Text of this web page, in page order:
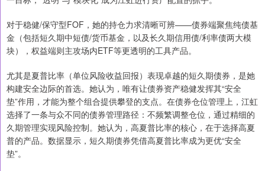
对于稳健/保守型FOF，她的持仓力求清晰可辨——债券端聚焦纯债基
金（包括短久期中短债/货币基金，以及长久期信用债/利率债两大模
块），权益端则主攻场内ETF等更透明的工具产品。
尤其是夏普比率（单位风险收益回报）表现卓越的短久期债券，是她
构建安全边际的首选。她认为，唯有让债券资产稳健发挥其“安全
垫”作用，才能为整个组合提供攀登的支点。在债券仓位管理上，江虹
选择了一条与众不同的债券管理路径：不频繁调整仓位，通过精细的
久期管理实现风险控制。她认为，高夏普比率的核心，在于选择高夏
普的产品。数据显示，短久期债券凭借高夏普比率成为更优“安全
垫”。